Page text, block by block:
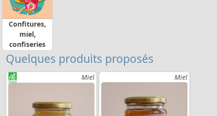
Confitures,
miel,
confiseries
Quelques produits proposés
Miel Miel